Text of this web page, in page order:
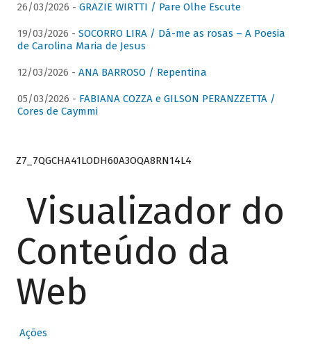
26/03/2026 - GRAZIE WIRTTI / Pare Olhe Escute
19/03/2026 - SOCORRO LIRA / Dá-me as rosas – A Poesia
de Carolina Maria de Jesus
12/03/2026 - ANA BARROSO / Repentina
05/03/2026 - FABIANA COZZA e GILSON PERANZZETTA /
Cores de Caymmi
Z7_7QGCHA41LODH60A3OQA8RN14L4
Visualizador do
Conteúdo da
Web
Ações